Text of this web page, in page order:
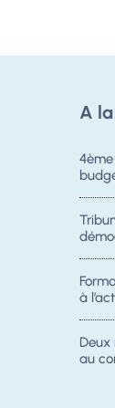
A
à
Deux
au